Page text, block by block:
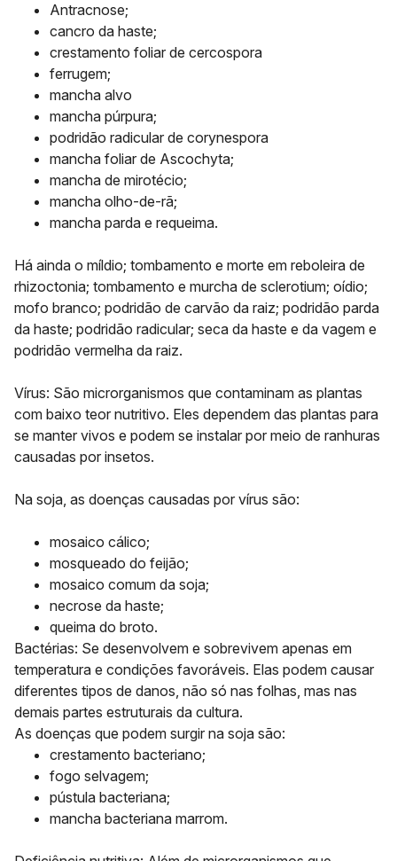
Antracnose;
cancro da haste;
crestamento foliar de cercospora
ferrugem;
mancha alvo
mancha púrpura;
podridão radicular de corynespora
mancha foliar de Ascochyta;
mancha de mirotécio;
mancha olho-de-rã;
mancha parda e requeima.
Há ainda o míldio; tombamento e morte em reboleira de
rhizoctonia; tombamento e murcha de sclerotium; oídio;
mofo branco; podridão de carvão da raiz; podridão parda
da haste; podridão radicular; seca da haste e da vagem e
podridão vermelha da raiz.
Vírus: São microrganismos que contaminam as plantas
com baixo teor nutritivo. Eles dependem das plantas para
se manter vivos e podem se instalar por meio de ranhuras
causadas por insetos.
Na soja, as doenças causadas por vírus são:
mosaico cálico;
mosqueado do feijão;
mosaico comum da soja;
necrose da haste;
queima do broto.
Bactérias: Se desenvolvem e sobrevivem apenas em
temperatura e condições favoráveis. Elas podem causar
diferentes tipos de danos, não só nas folhas, mas nas
demais partes estruturais da cultura.
As doenças que podem surgir na soja são:
crestamento bacteriano;
fogo selvagem;
pústula bacteriana;
mancha bacteriana marrom.